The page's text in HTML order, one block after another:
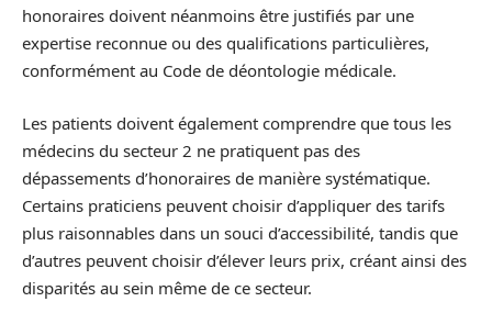
honoraires doivent néanmoins être justifiés par une
expertise reconnue ou des qualifications particulières,
conformément au Code de déontologie médicale.
Les patients doivent également comprendre que tous les
médecins du secteur 2 ne pratiquent pas des
dépassements d’honoraires de manière systématique.
Certains praticiens peuvent choisir d’appliquer des tarifs
plus raisonnables dans un souci d’accessibilité, tandis que
d’autres peuvent choisir d’élever leurs prix, créant ainsi des
disparités au sein même de ce secteur.